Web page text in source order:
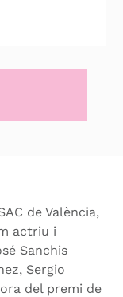
de València,
actriu i
Sanchis
Sergio
del premi de